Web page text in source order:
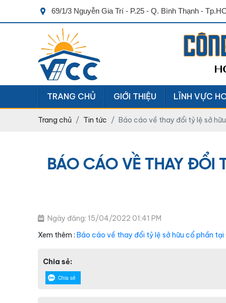
69/1/3 Nguyễn Gia Trí - P.25 - Q. Bình Thạnh -
TRANG CHỦ GIỚI THIỆU LĨNH VỰC
Trang chủ Tin tức Báo cáo về thay đổi tỷ lệ sở
BÁO CÁO VỀ THAY ĐỔI
Ngày đăng: 15/04/2022 01:41 PM
Xem thêm : Báo cáo về thay đổi tỷ lệ sở hữu cổ phần tại
Chia sẻ:
Chia sẻ